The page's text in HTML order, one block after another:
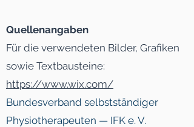
Quellenangaben
Für die verwendeten Bilder, Grafiken
sowie Textbausteine:
https://www.wix.com/
Bundesverband selbstständiger
Physiotherapeuten — IFK e. V.